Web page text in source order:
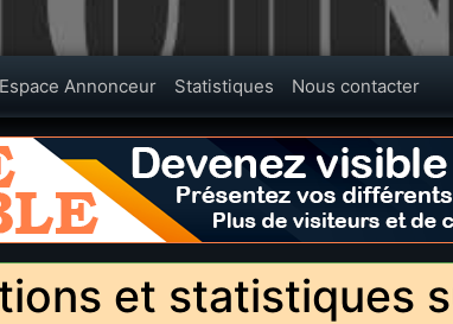
Espace Annonceur Statistiques Nous contacter
et statistiques